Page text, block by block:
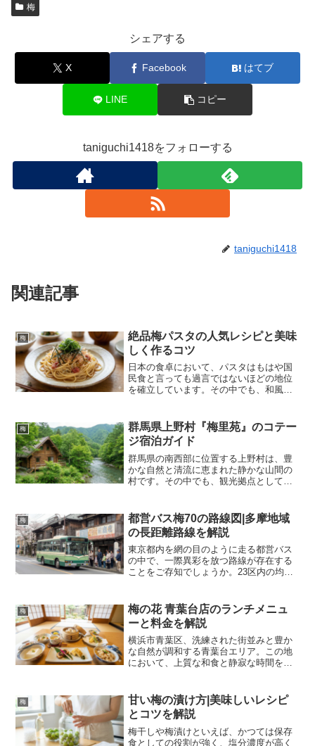
梅
シェアする
X Facebook はてブ
LINE コピー
taniguchi1418をフォローする
taniguchi1418
関連記事
梅
絶品梅パスタの人気レシピと美味
しく作るコツ
日本の食卓において、パスタはもはや国
民食と言っても過言ではないほどの地位
を確立しています。その中でも、和風パ
やSNS上では数え切れないほどのレシピ
が公開されていますが、...
梅
群馬県上野村『梅里苑』のコテー
ジ宿泊ガイド
群馬県の南西部に位置する上野村は、豊
かな自然と清流に恵まれた静かな山間の
村です。その中でも、観光拠点として、
です。日帰り温泉や食事処としての利用
も盛んですが、宿泊施設...
梅
都営バス梅70の路線図|多摩地域
の長距離路線を解説
東京都内を網の目のように走る都営バス
の中で、一際異彩を放つ路線が存在する
ことをご存知でしょうか。23区内の均一
西に貫くその路線こそが「梅70系統」で
す。鉄道での移動が当...
梅
梅の花 青葉台店のランチメニュ
ーと料金を解説
横浜市青葉区、洗練された街並みと豊か
な自然が調和する青葉台エリア。この地
において、上質な和食と静寂な時間を提
ても特別な存在であり続けています。湯
葉と豆腐という、日本料理...
梅
甘い梅の漬け方|美味しいレシピ
とコツを解説
梅干しや梅漬けといえば、かつては保存
食としての役割が強く、塩分濃度が高く